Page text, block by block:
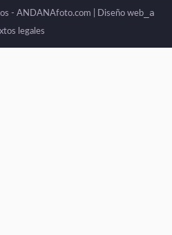
- ANDANAfoto.com | Diseño web _a
legales